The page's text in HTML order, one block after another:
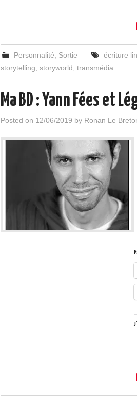
Personnalité Sortie
écriture
storytelling storyworld transmédia
Ma BD : Yann Fées et
Posted on 12/06/2019 by Ronan Le